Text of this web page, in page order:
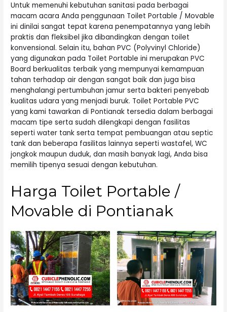
Untuk memenuhi kebutuhan sanitasi pada berbagai
macam acara Anda penggunaan Toilet Portable / Movable
ini dinilai sangat tepat karena penempatannya yang lebih
praktis dan fleksibel jika dibandingkan dengan toilet
konvensional. Selain itu, bahan PVC (Polyvinyl Chloride)
yang digunakan pada Toilet Portable ini merupakan PVC
Board berkualitas terbaik yang mempunyai kemampuan
tahan terhadap air dengan sangat baik dan juga bisa
menghalangi pertumbuhan jamur serta bakteri penyebab
kualitas udara yang menjadi buruk. Toilet Portable PVC
yang kami tawarkan di Pontianak tersedia dalam berbagai
macam tipe serta sudah dilengkapi dengan fasilitas
seperti water tank serta tempat pembuangan atau septic
tank dan beberapa fasilitas lainnya seperti wastafel, WC
jongkok maupun duduk, dan masih banyak lagi, Anda bisa
memilih tipenya sesuai dengan kebutuhan.
Harga Toilet Portable /
Movable di Pontianak